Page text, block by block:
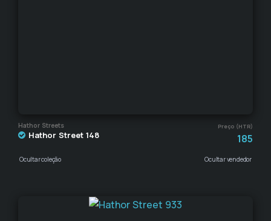
Hathor Streets Preço (HTR)
Hathor Street 148 185
Ocultar coleção Ocultar vendedor